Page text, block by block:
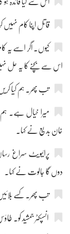
اس سے کیا فائدہ ہو
قاتل اپنا کام نہیں
کیوں۔ اگر اسے یہ
اس سے بچنے کا یہ حل
تب پھر۔ ہم کیا
میرا خیال ہے۔ ہم
خان بدیع نے کہا۔
پرائیویٹ سراغ
دوں گا جالوت نے کہا۔
تب پھر۔ کسے
انسپکٹر جمشید کو۔